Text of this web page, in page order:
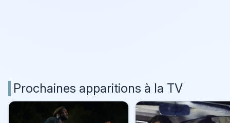
Prochaines apparitions à la TV